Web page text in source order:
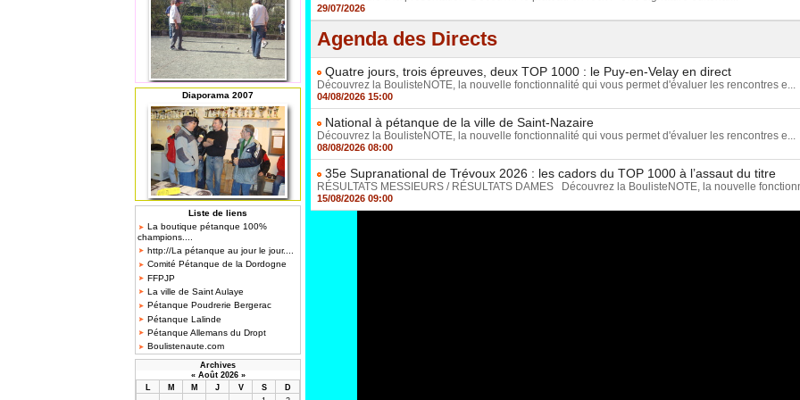
Diaporama 2007
Liste de liens
La boutique pétanque 100%
champions....
http://La pétanque au jour le jour....
Comité Pétanque de la Dordogne
FFPJP
La ville de Saint Aulaye
Pétanque Poudrerie Bergerac
Pétanque Lalinde
Pétanque Allemans du Dropt
Boulistenaute.com
Archives
« Août 2026 »
M M J V S
D
29/07/2026
Agenda des Directs
Quatre jours, trois épreuves, deux TOP 1000 : le Puy-en-Velay en direct
Découvrez la BoulisteNOTE, la nouvelle fonctionnalité qui vous permet d'évaluer les rencontres e...
04/08/2026 15:00
National à pétanque de la ville de Saint-Nazaire
Découvrez la BoulisteNOTE, la nouvelle fonctionnalité qui vous permet d'évaluer les rencontres e...
08/08/2026 08:00
35e Supranational de Trévoux 2026 : les cadors du TOP 1000 à l’assaut du titre
RÉSULTATS MESSIEURS / RÉSULTATS DAMES Découvrez la BoulisteNOTE, la nouvelle
15/08/2026 09:00